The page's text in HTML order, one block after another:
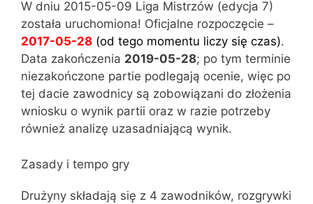
W dniu 2015-05-09 Liga Mistrzów (edycja 7)
została uruchomiona! Oficjalne rozpoczęcie –
2017-05-28 (od tego momentu liczy się czas).
Data zakończenia 2019-05-28; po tym terminie
niezakończone partie podlegają ocenie, więc po
tej dacie zawodnicy są zobowiązani do złożenia
wniosku o wynik partii oraz w razie potrzeby
również analizę uzasadniającą wynik.
Zasady i tempo gry
Drużyny składają się z 4 zawodników, rozgrywki